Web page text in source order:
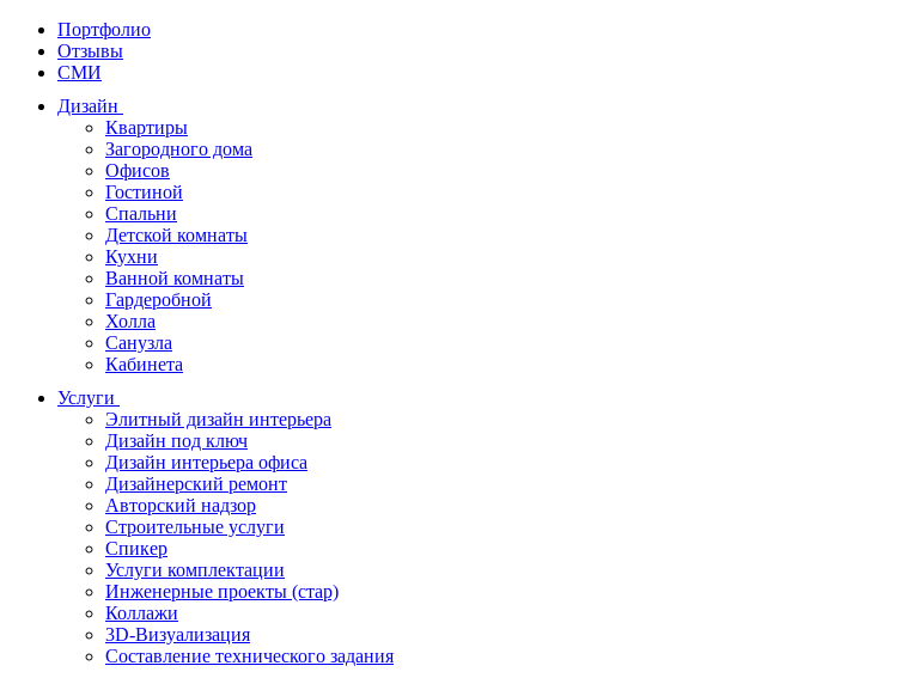
Портфолио
Отзывы
СМИ
Дизайн
Квартиры
Загородного дома
Офисов
Гостиной
Спальни
Детской комнаты
Кухни
Ванной комнаты
Гардеробной
Холла
Санузла
Кабинета
Услуги
Элитный дизайн интерьера
Дизайн под ключ
Дизайн интерьера офиса
Дизайнерский ремонт
Авторский надзор
Строительные услуги
Спикер
Услуги комплектации
Инженерные проекты (стар)
Коллажи
3D-Визуализация
Составление технического задания